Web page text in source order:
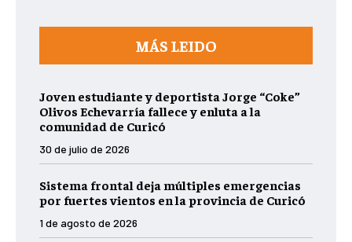
MÁS LEIDO
Joven estudiante y deportista Jorge “Coke”
Olivos Echevarría fallece y enluta a la
comunidad de Curicó
30 de julio de 2026
Sistema frontal deja múltiples emergencias
por fuertes vientos en la provincia de Curicó
1 de agosto de 2026